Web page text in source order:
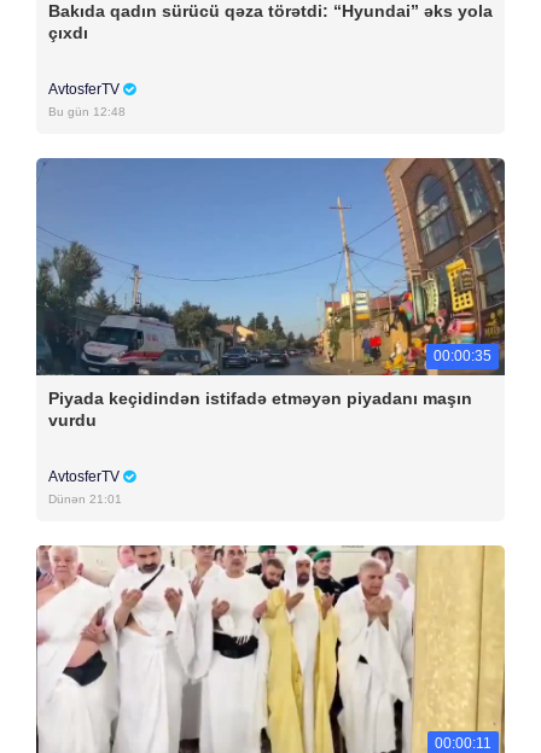
Bakıda qadın sürücü qəza törətdi: “Hyundai” əks yola
çıxdı
AvtosferTV
Bu gün 12:48
00:00:35
Piyada keçidindən istifadə etməyən piyadanı maşın
vurdu
AvtosferTV
Dünən 21:01
00:00:11